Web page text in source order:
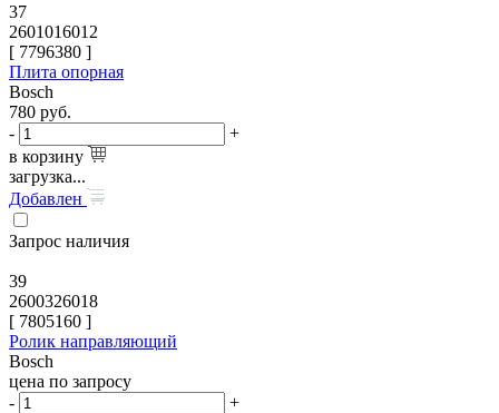
37
2601016012
[ 7796380 ]
Плита опорная
Bosch
780 руб.
-
+
в корзину
загрузка...
Добавлен
Запрос наличия
39
2600326018
[ 7805160 ]
Ролик направляющий
Bosch
цена по запросу
-
+